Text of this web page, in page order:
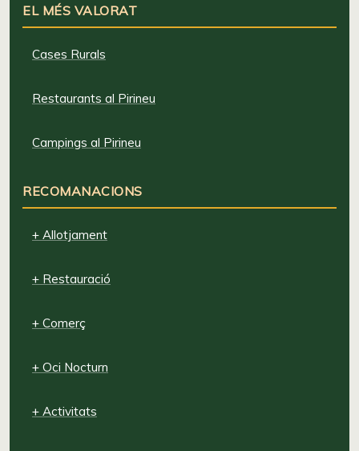
EL MÉS VALORAT
Cases Rurals
Restaurants al Pirineu
Campings al Pirineu
RECOMANACIONS
+ Allotjament
+ Restauració
+ Comerç
+ Oci Nocturn
+ Activitats